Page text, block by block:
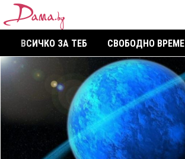
ВСИЧКО ЗА ТЕБ СВОБОДНО ВРЕМЕ